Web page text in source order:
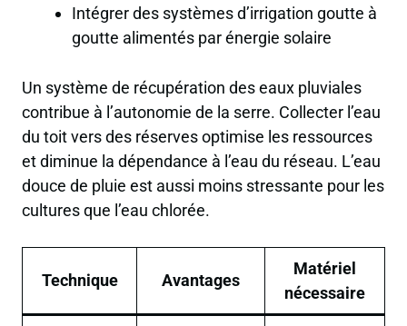
Intégrer des systèmes d’irrigation goutte à
goutte alimentés par énergie solaire
Un système de récupération des eaux pluviales
contribue à l’autonomie de la serre. Collecter l’eau
du toit vers des réserves optimise les ressources
et diminue la dépendance à l’eau du réseau. L’eau
douce de pluie est aussi moins stressante pour les
cultures que l’eau chlorée.
Technique Avantages
Matériel
nécessaire